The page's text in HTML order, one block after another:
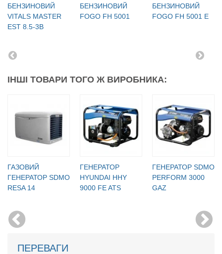
БЕНЗИНОВИЙ
VITALS MASTER
EST 8.5-3B
БЕНЗИНОВИЙ
FOGO FH 5001
БЕНЗИНОВИЙ
FOGO FH 5001 E
ІНШІ ТОВАРИ ТОГО Ж ВИРОБНИКА:
ГАЗОВИЙ
ГЕНЕРАТОР SDMO
RESA 14
ГЕНЕРАТОР
HYUNDAI HHY
9000 FE ATS
ГЕНЕРАТОР SDMO
PERFORM 3000
GAZ
ПЕРЕВАГИ